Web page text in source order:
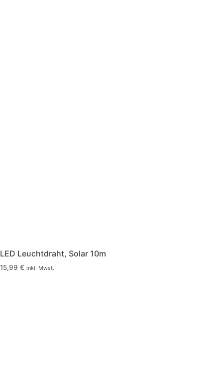
LED Leuchtdraht, Solar 10m
15,99 € inkl. Mwst.